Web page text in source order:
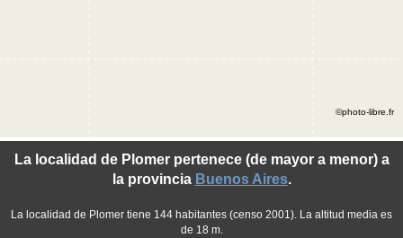
La localidad de Plomer pertenece (de mayor a menor) a
la provincia Buenos Aires.
La localidad de Plomer tiene 144 habitantes (censo 2001). La altitud media es
de 18 m.
©photo-libre.fr